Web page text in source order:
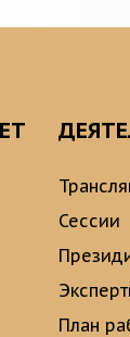
Сессии
План